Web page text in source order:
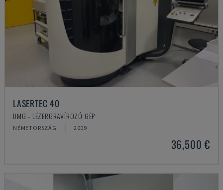
LASERTEC 40
DMG - LÉZERGRAVÍROZÓ GÉP
NÉMETORSZÁG 2009
36,500 €